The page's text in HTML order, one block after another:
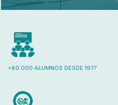
+80.000 ALUMNOS DESDE 1977